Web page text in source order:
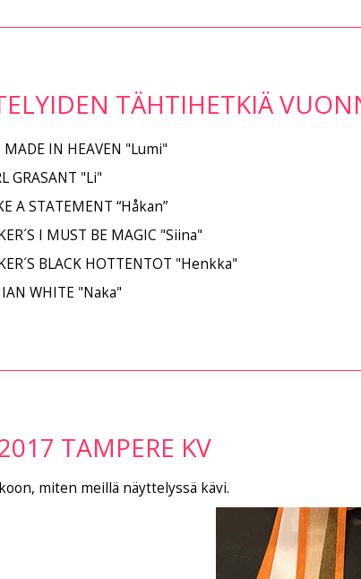
TÄHTIHETKIÄ
MADE IN HEAVEN "Lumi"
GRASANT "Li"
A STATEMENT “Håkan”
I MUST BE MAGIC "Siina"
BLACK HOTTENTOT "Henkka"
IAN WHITE "Naka"
TAMPERE KV
miten meillä näyttelyssä kävi.